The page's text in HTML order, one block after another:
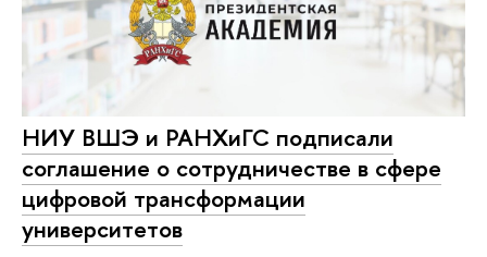
НИУ ВШЭ и РАНХиГС подписали
соглашение о сотрудничестве в сфере
цифровой трансформации
университетов